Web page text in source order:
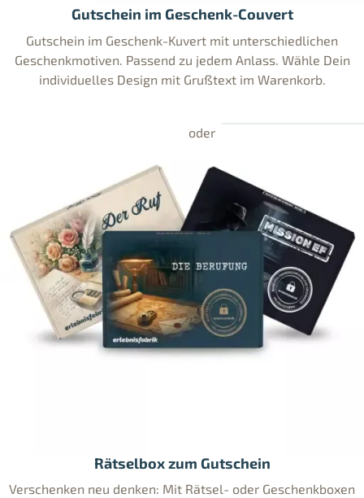
Gutschein im Geschenk-Couvert
Gutschein im Geschenk-Kuvert mit unterschiedlichen
Geschenkmotiven. Passend zu jedem Anlass. Wähle Dein
individuelles Design mit Grußtext im Warenkorb.
Rätselbox zum Gutschein
Verschenken neu denken: Mit Rätsel- oder Geschenkboxen